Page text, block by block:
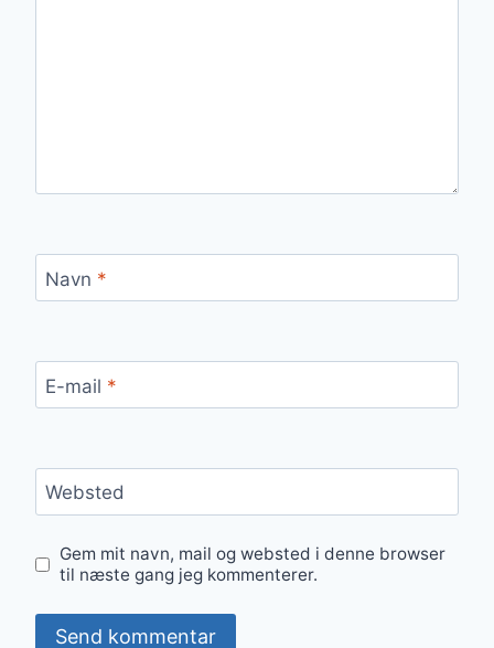
Navn *
E-mail *
Websted
Gem mit navn, mail og websted i denne browser
til næste gang jeg kommenterer.